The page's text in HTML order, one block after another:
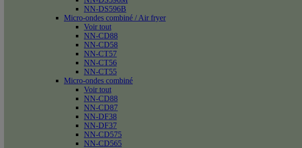
NN-DS596B
Micro-ondes combiné / Air fryer
Voir tout
NN-CD88
NN-CD58
NN-CT57
NN-CT56
NN-CT55
Micro-ondes combiné
Voir tout
NN-CD88
NN-CD87
NN-DF38
NN-DF37
NN-CD575
NN-CD565